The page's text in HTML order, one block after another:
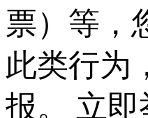
票）等，
此类行为
报。 立即